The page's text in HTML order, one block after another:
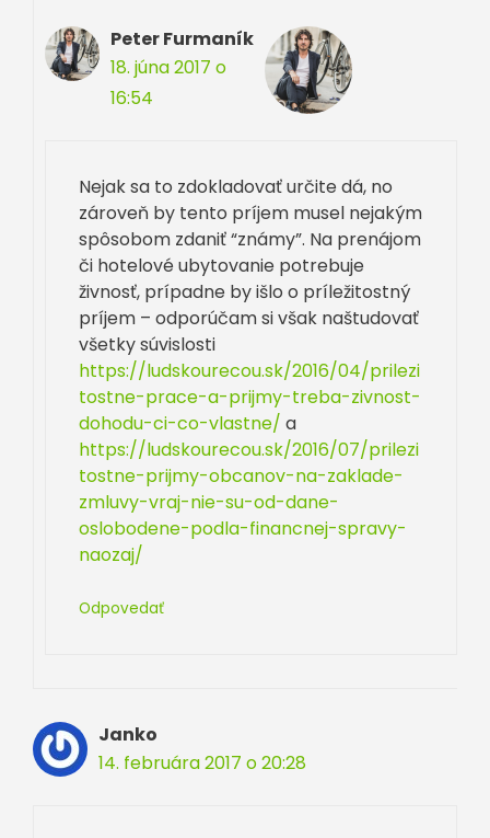
Peter Furmaník
18. júna 2017 o
16:54
Nejak sa to zdokladovať určite dá, no
zároveň by tento príjem musel nejakým
spôsobom zdaniť “známy”. Na prenájom
či hotelové ubytovanie potrebuje
živnosť, prípadne by išlo o príležitostný
príjem – odporúčam si však naštudovať
všetky súvislosti
https://ludskourecou.sk/2016/04/prilezi
tostne-prace-a-prijmy-treba-zivnost-
dohodu-ci-co-vlastne/ a
https://ludskourecou.sk/2016/07/prilezi
tostne-prijmy-obcanov-na-zaklade-
zmluvy-vraj-nie-su-od-dane-
oslobodene-podla-financnej-spravy-
naozaj/
Odpovedať
Janko
14. februára 2017 o 20:28